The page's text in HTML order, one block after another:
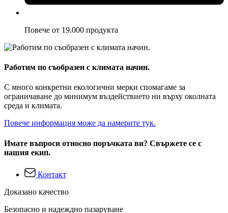
Повече от 19.000 продукта
Работим по съобразен с климата начин.
С много конкретни екологични мерки спомагаме за
ограничаване до минимум въздействието ни върху околната
среда и климата.
Повече информация може да намерите тук.
Имате въпроси относно поръчката ви? Свържете се с
нашия екип.
Контакт
Доказано качество
Безопасно и надеждно пазаруване